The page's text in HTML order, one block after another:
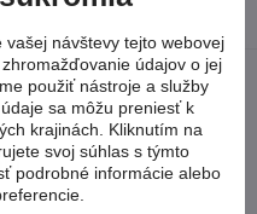
návštevy tejto webovej
údajov o jej
použiť nástroje a služby
sa môžu preniesť k
krajinách. Kliknutím na
svoj súhlas s týmto
podrobné informácie alebo